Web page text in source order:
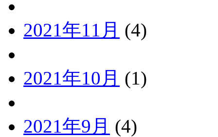
2021年11月 (4)
2021年10月 (1)
2021年9月 (4)